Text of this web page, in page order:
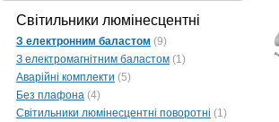
Світильники люмінесцентні
З електронним баластом (9)
З електромагнітним баластом (1)
Аварійні комплекти (5)
Без плафона (4)
Світильники люмінесцентні поворотні (1)